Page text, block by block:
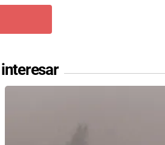
interesar